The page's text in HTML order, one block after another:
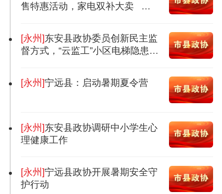
售特惠活动，家电双补大卖 让
[永州]东安县政协委员创新民主监
督方式，“云监工”小区电梯隐患整
[永州]宁远县：启动暑期夏令营
[永州]东安县政协调研中小学生心
理健康工作
[永州]宁远县政协开展暑期安全守
护行动